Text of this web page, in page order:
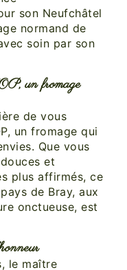
son Neufchâtel
normand de
soin par son
un fromage
de vous
un fromage qui
Que vous
et
plus affirmés, ce
de Bray, aux
onctueuse, est
le maître